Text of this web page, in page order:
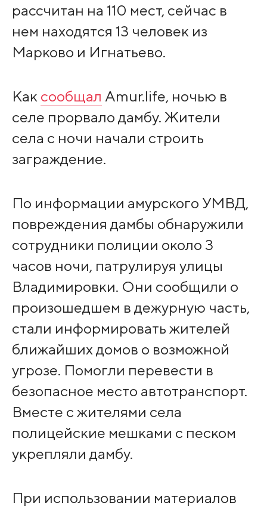
рассчитан на 110 мест, сейчас в
нем находятся 13 человек из
Марково и Игнатьево.
Как сообщал Amur.life, ночью в
селе прорвало дамбу. Жители
села с ночи начали строить
заграждение.
По информации амурского УМВД,
повреждения дамбы обнаружили
сотрудники полиции около 3
часов ночи, патрулируя улицы
Владимировки. Они сообщили о
произошедшем в дежурную часть,
стали информировать жителей
ближайших домов о возможной
угрозе. Помогли перевести в
безопасное место автотранспорт.
Вместе с жителями села
полицейские мешками с песком
укрепляли дамбу.
При использовании материалов